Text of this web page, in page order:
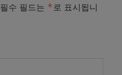
필수 필드는 *로 표시됩니